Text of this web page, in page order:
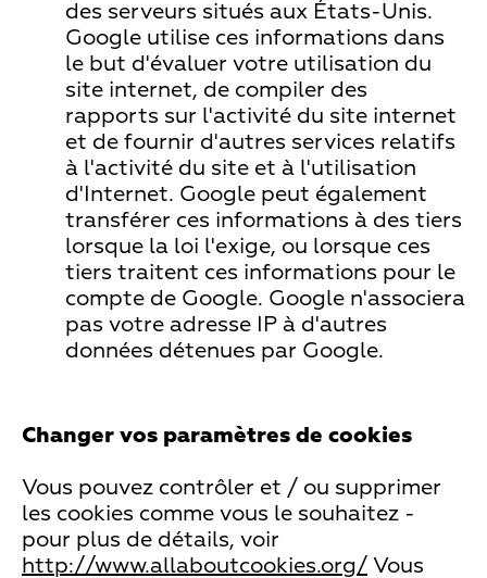
des serveurs situés aux États-Unis.
Google utilise ces informations dans
le but d'évaluer votre utilisation du
site internet, de compiler des
rapports sur l'activité du site internet
et de fournir d'autres services relatifs
à l'activité du site et à l'utilisation
d'Internet. Google peut également
transférer ces informations à des tiers
lorsque la loi l'exige, ou lorsque ces
tiers traitent ces informations pour le
compte de Google. Google n'associera
pas votre adresse IP à d'autres
données détenues par Google.
Changer vos paramètres de cookies
Vous pouvez contrôler et / ou supprimer
les cookies comme vous le souhaitez -
pour plus de détails, voir
http://www.allaboutcookies.org/ Vous